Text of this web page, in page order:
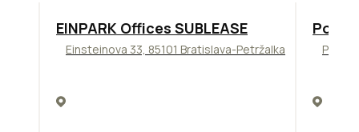
TOP ODPORÚČAME
EINPARK Offices SUBLEASE
Einsteinova 33, 85101 Bratislava-Petržalka